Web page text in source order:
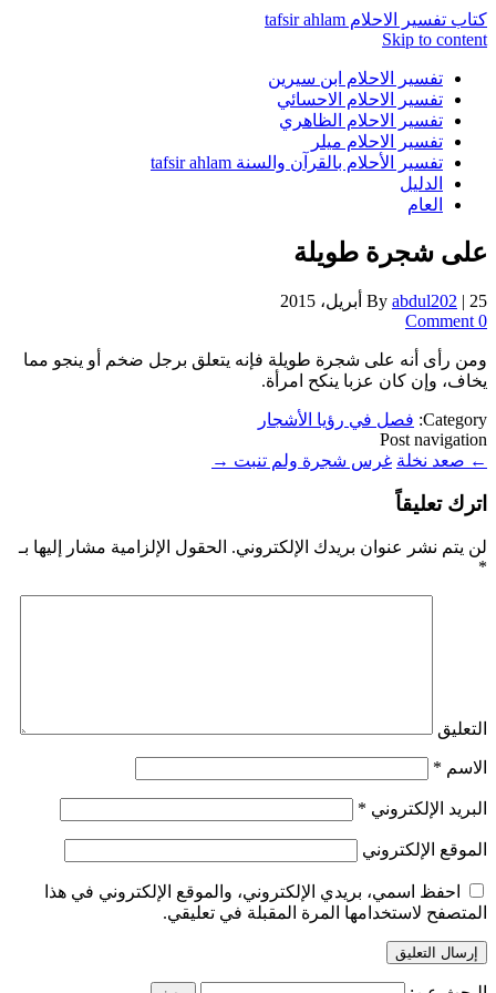
كتاب تفسير الاحلام tafsir ahlam
Skip to content
تفسير الاحلام ابن سيرين
تفسير الاحلام الاحسائي
تفسير الاحلام الظاهري
تفسير الاحلام ميلر
تفسير الأحلام بالقرآن والسنة tafsir ahlam
الدليل
العام
على شجرة طويلة
By abdul202 | 25 أبريل، 2015
0 Comment
ومن رأى أنه على شجرة طويلة فإنه يتعلق برجل ضخم أو ينجو مما
يخاف، وإن كان عزبا ينكح امرأة.
Category: فصل في رؤيا الأشجار
Post navigation
← صعد نخلة غرس شجرة ولم تنبت →
اترك تعليقاً
لن يتم نشر عنوان بريدك الإلكتروني. الحقول الإلزامية مشار إليها بـ
*
التعليق
الاسم *
البريد الإلكتروني *
الموقع الإلكتروني
احفظ اسمي، بريدي الإلكتروني، والموقع الإلكتروني في هذا
المتصفح لاستخدامها المرة المقبلة في تعليقي.